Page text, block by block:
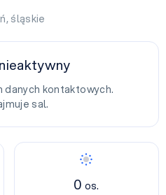
, śląskie
0os.
danych kontaktowych.
sal.